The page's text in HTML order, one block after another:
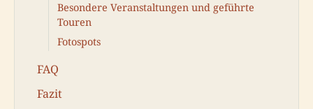
Besondere Veranstaltungen und geführte
Touren
Fotospots
FAQ
Fazit